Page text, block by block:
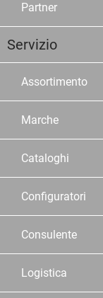
Partner
Servizio
Assortimento
Marche
Cataloghi
Configuratori
Consulente
Logistica